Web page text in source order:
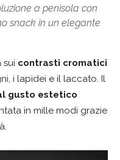
a penisola con
snack in un elegante
sui contrasti cromatici
i lapidei e il laccato. Il
gusto estetico
in mille modi grazie